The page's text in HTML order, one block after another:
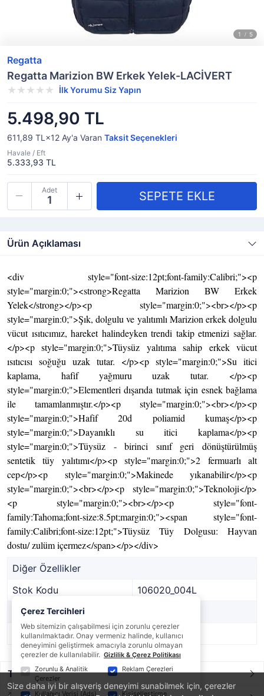
Size daha iyi bir alışveriş deneyimi sunabilmek için, çerezler
Regatta
Regatta Marizion BW Erkek Yelek-LACİVERT
İlk Yorumu Siz Yapın
5.498,90 TL
611,89 TL×12 Ay'a Varan Taksit Seçenekleri
Havale / Eft
5.333,93 TL
Adet
Ürün Açıklaması
<div style="font-size:12pt;font-family:Calibri;"><p
style="margin:0;"><strong>Regatta Marizion BW Erkek
Yelek</strong></p><p style="margin:0;"><br></p><p
style="margin:0;">Şık, dolgulu ve yalıtımlı Marizion erkek dolgulu
vücut ısıtıcımız, hareket halindeyken trendi takip etmenizi sağlar.
</p><p style="margin:0;">Tüysüz yalıtıma sahip erkek vücut
ısıtıcısı soğuğu uzak tutar. </p><p style="margin:0;">Su itici
kaplama, hafif yağmuru uzak tutar. </p><p
style="margin:0;">Elementleri dışarıda tutmak için esnek bağlama
ile tamamlanmıştır.</p><p style="margin:0;"><br></p><p
style="margin:0;">Hafif 20d poliamid kumaş</p><p
style="margin:0;">Dayanıklı su itici kaplama</p><p
style="margin:0;">Tüysüz - birinci sınıf geri dönüştürülmüş
sentetik tüy yalıtımı</p><p style="margin:0;">2 fermuarlı alt
cep</p><p style="margin:0;">Makinede yıkanabilir</p><p
style="margin:0;"><br></p><p style="margin:0;">Teknoloji</p>
<p style="margin:0;"><br></p><p style="font-
family:Tahoma;font-size:8.5pt;margin:0;"><span style="font-
family:Calibri;font-size:12pt;">Tüysüz Tüy Dolgusu: Hayvan
dostu/ zulüm içermez</span></p></div>
Diğer Özellikler
Stok Kodu
106020_004L
Marka
Stok Durumu
Var
Taksit / Ödeme Seçenekleri
Çerez Tercihleri
Web sitemizin çalışabilmesi için zorunlu çerezler
kullanılmaktadır. Onay vermeniz halinde, kullanıcı
deneyimini geliştirmek amacıyla zorunlu olmayan
çerezler de kullanılabilir. Gizlilik & Çerez Politikası
Zorunlu & Analitik
Çerezler
Reklam Çerezleri
Kullanıcı Verisi (Ads) Kişiselleştirme